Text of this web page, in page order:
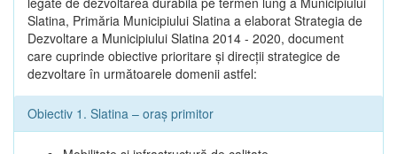
Slatina, Primăria Municipiului Slatina a elaborat Strategia de
Dezvoltare a Municipiului Slatina 2014 - 2020, document
care cuprinde obiective prioritare şi direcţii strategice de
dezvoltare în următoarele domenii astfel:
Obiectiv 1. Slatina – oraş primitor